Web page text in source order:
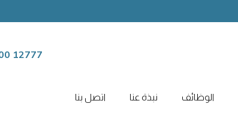
12777 9200
الوظائف نبذة عنا اتصل بنا